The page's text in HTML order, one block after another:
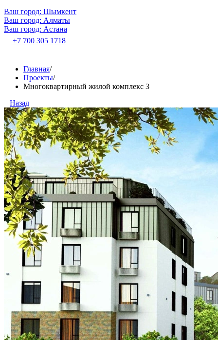
Ваш город: Шымкент
Ваш город: Алматы
Ваш город: Астана
+7 700 305 1718
Главная/
Проекты/
Многоквартирный жилой комплекс 3
Назад